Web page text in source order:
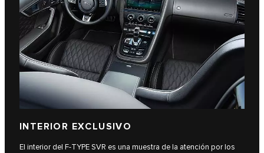
INTERIOR EXCLUSIVO
El interior del F‑TYPE SVR es una muestra de la atención por los